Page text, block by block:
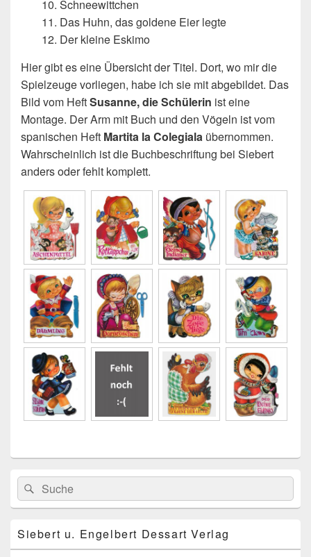
10. Schneewittchen
11. Das Huhn, das goldene Eier legte
12. Der kleine Eskimo
Hier gibt es eine Übersicht der Titel. Dort, wo mir die
Spielzeuge vorliegen, habe ich sie mit abgebildet. Das
Bild vom HeftSusanne, die Schülerin ist eine
Montage. Der Arm mit Buch und den Vögeln ist vom
spanischen Heft Martita la Colegiala übernommen.
Wahrscheinlich ist die Buchbeschriftung bei Siebert
anders oder fehlt komplett.
Primärer
Seitenleisten
Widget-
Bereich
Search
for:
Suche
Siebert u. Engelbert Dessart Verlag